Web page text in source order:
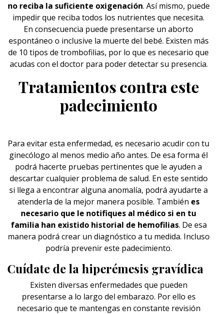
no reciba la suficiente oxigenación. Así mismo, puede
impedir que reciba todos los nutrientes que necesita.
En consecuencia puede presentarse un aborto
espontáneo o inclusive la muerte del bebé. Existen más
de 10 tipos de trombofilias, por lo que es necesario que
acudas con el doctor para poder detectar su presencia.
Tratamientos contra este
padecimiento
Para evitar esta enfermedad, es necesario acudir con tu
ginecólogo al menos medio año antes. De esa forma él
podrá hacerte pruebas pertinentes que le ayuden a
descartar cualquier problema de salud. En este sentido
si llega a encontrar alguna anomalía, podrá ayudarte a
atenderla de la mejor manera posible. También es
necesario que le notifiques al médico si en tu
familia han existido historial de hemofilias. De esa
manera podrá crear un diagnóstico a tu medida. Incluso
podría prevenir este padecimiento.
Cuídate de la hiperémesis gravídica
Existen diversas enfermedades que pueden
presentarse a lo largo del embarazo. Por ello es
necesario que te mantengas en constante revisión